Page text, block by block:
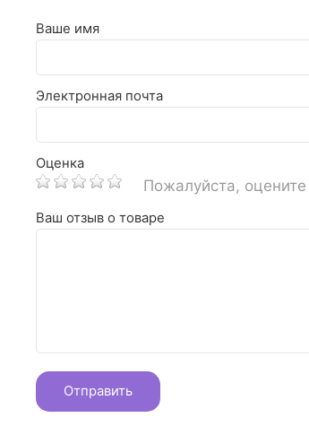
Ваше имя
Электронная почта
Оценка
Пожалуйста,
Ваш отзыв о товаре